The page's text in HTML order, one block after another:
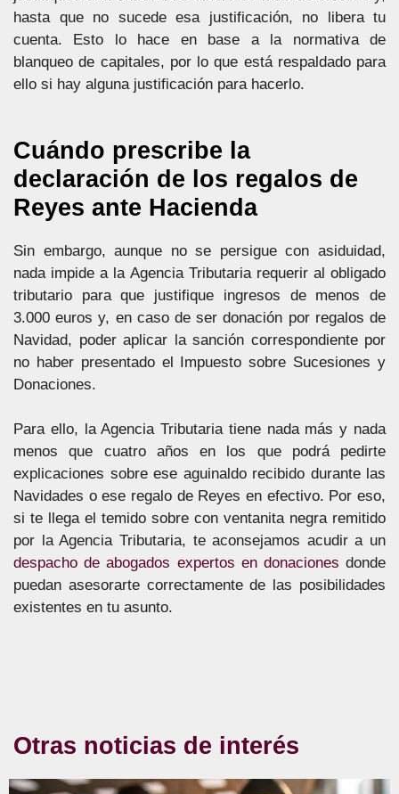
hasta que no sucede esa justificación, no libera tu
cuenta. Esto lo hace en base a la normativa de
blanqueo de capitales, por lo que está respaldado para
ello si hay alguna justificación para hacerlo.
Cuándo prescribe la
declaración de los regalos de
Reyes ante Hacienda
Sin embargo, aunque no se persigue con asiduidad,
nada impide a la Agencia Tributaria requerir al obligado
tributario para que justifique ingresos de menos de
3.000 euros y, en caso de ser donación por regalos de
Navidad, poder aplicar la sanción correspondiente por
no haber presentado el Impuesto sobre Sucesiones y
Donaciones.
Para ello, la Agencia Tributaria tiene nada más y nada
menos que cuatro años en los que podrá pedirte
explicaciones sobre ese aguinaldo recibido durante las
Navidades o ese regalo de Reyes en efectivo. Por eso,
si te llega el temido sobre con ventanita negra remitido
por la Agencia Tributaria, te aconsejamos acudir a un
despacho de abogados expertos en donaciones donde
puedan asesorarte correctamente de las posibilidades
existentes en tu asunto.
Otras noticias de interés